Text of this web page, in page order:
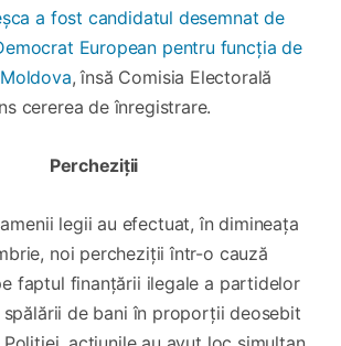
a fost candidatul desemnat de
European pentru funcția de
, însă Comisia Electorală
cererea de înregistrare.
Percheziții
legii au efectuat, în dimineața
noi percheziții într-o cauză
faptul finanțării ilegale a partidelor
de bani în proporții deosebit